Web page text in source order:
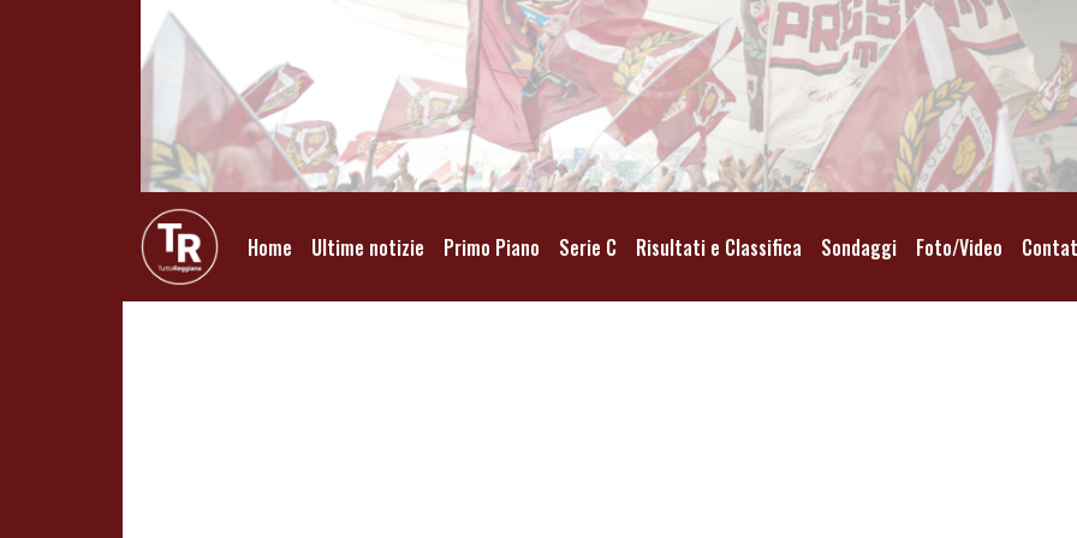
Home Ultime notizie Primo Piano Serie C Risultati e Classifica Sondaggi Foto/Video